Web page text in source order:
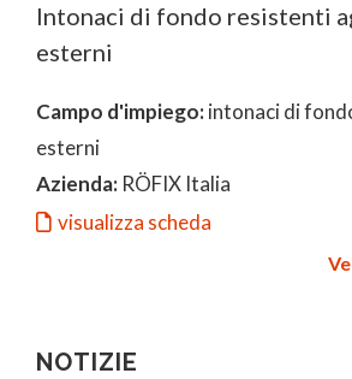
Intonaci di fondo resistenti
esterni
Campo d'impiego:intonaci di
esterni
Azienda: RÖFIX Italia
visualizza scheda
NOTIZIE